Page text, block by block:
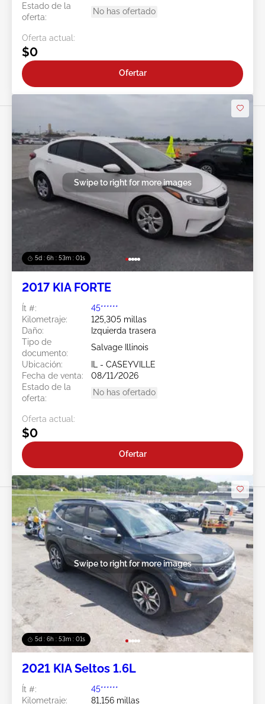
Estado de la
oferta:
No has ofertado
Oferta actual:
$0
Ofertar
5d : 6h : 52m : 58s
Swipe to right for more images
2017 KIA FORTE
Ít #:
45******
Kilometraje:
125,305 millas
Daño:
Izquierda trasera
Tipo de
documento:
Salvage Illinois
Ubicación:
IL - CASEYVILLE
Fecha de venta:
08/11/2026
Estado de la
oferta:
No has ofertado
Oferta actual:
$0
Ofertar
5d : 6h : 52m : 58s
Swipe to right for more images
2021 KIA Seltos 1.6L
Ít #:
45******
Kilometraje:
81,156 millas